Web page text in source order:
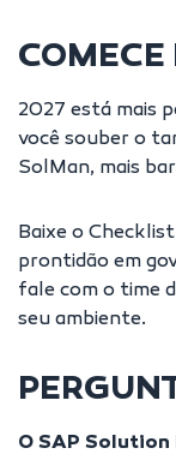
COMECE
2027 está mais
você souber o
SolMan, mais
Baixe o
prontidão em
fale com o time
seu ambiente.
O SAP